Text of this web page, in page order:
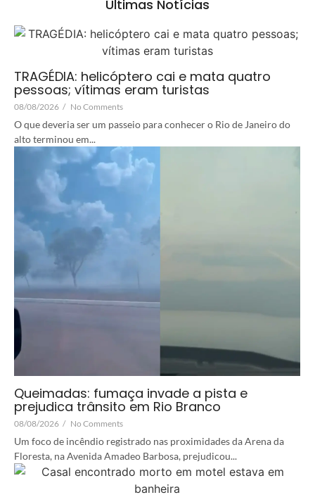
Últimas Notícias
TRAGÉDIA: helicóptero cai e mata quatro
pessoas; vítimas eram turistas
08/08/2026 / No Comments
O que deveria ser um passeio para conhecer o Rio de Janeiro do
alto terminou em...
Queimadas: fumaça invade a pista e
prejudica trânsito em Rio Branco
08/08/2026 / No Comments
Um foco de incêndio registrado nas proximidades da Arena da
Floresta, na Avenida Amadeo Barbosa, prejudicou...